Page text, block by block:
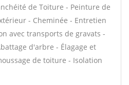
de Toiture - Peinture de
- Cheminée - Entretien
avec transports de gravats -
d'arbre - Élagage et
de toiture - Isolation